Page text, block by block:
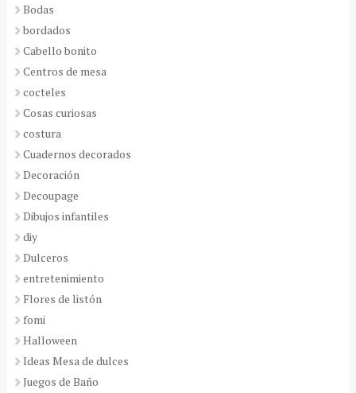
Bodas
bordados
Cabello bonito
Centros de mesa
cocteles
Cosas curiosas
costura
Cuadernos decorados
Decoración
Decoupage
Dibujos infantiles
diy
Dulceros
entretenimiento
Flores de listón
fomi
Halloween
Ideas Mesa de dulces
Juegos de Baño